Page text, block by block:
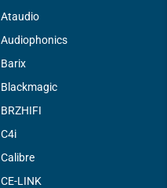
Ataudio
Audiophonics
Barix
Blackmagic
BRZHIFI
C4i
Calibre
CE-LINK